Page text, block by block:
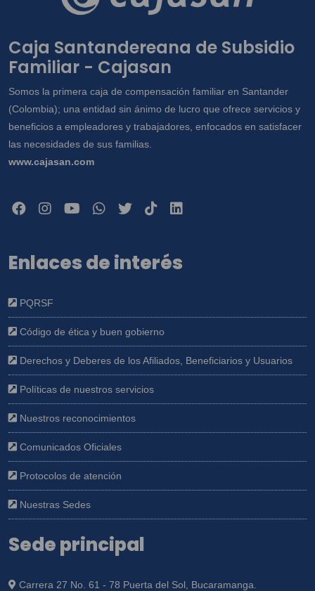
Caja Santandereana de Subsidio
Familiar - Cajasan
Somos la primera caja de compensación familiar en Santander
(Colombia); una entidad sin ánimo de lucro que ofrece servicios y
beneficios a empleadores y trabajadores, enfocados en satisfacer
las necesidades de sus familias.
www.cajasan.com
Enlaces de interés
PQRSF
Código de ética y buen gobierno
Derechos y Deberes de los Afiliados, Beneficiarios y Usuarios
Políticas de nuestros servicios
Nuestros reconocimientos
Comunicados Oficiales
Protocolos de atención
Nuestras Sedes
Sede principal
Carrera 27 No. 61 - 78 Puerta del Sol, Bucaramanga.